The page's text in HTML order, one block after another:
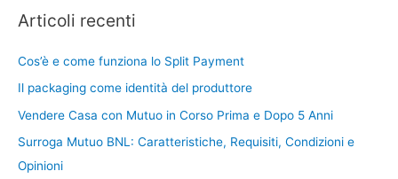
Articoli recenti
Cos’è e come funziona lo Split Payment
Il packaging come identità del produttore
Vendere Casa con Mutuo in Corso Prima e Dopo 5 Anni
Surroga Mutuo BNL: Caratteristiche, Requisiti, Condizioni e
Opinioni